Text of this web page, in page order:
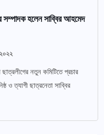
সম্পাদক হলেন সাব্বির আহমেদ
নতুন কমিটিতে প্রচার
ও ত্যাগী ছাত্রনেতা সাব্বির